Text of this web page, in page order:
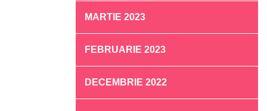
MARTIE 2023
FEBRUARIE 2023
DECEMBRIE 2022